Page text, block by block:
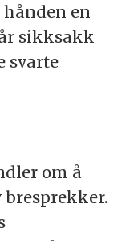
en
sikksakk
svarte
om å
bresprekker.